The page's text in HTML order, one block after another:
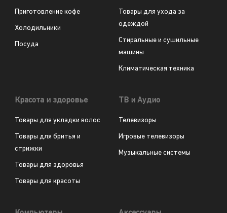
Приготовление кофе
Холодильники
Посуда
Товары для ухода за
одеждой
Стиральные и сушильные
машины
Климатическая техника
Красота и здоровье
Товары для укладки волос
Товары для бритья и
стрижки
Товары для здоровья
Товары для красоты
ТВ и Аудио
Телевизоры
Игровые телевизоры
Музыкальные системы